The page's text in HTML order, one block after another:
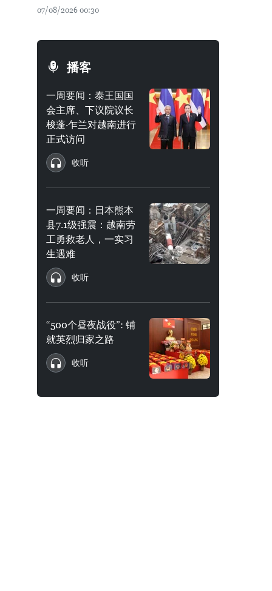
07/08/2026 00:30
播客
一周要闻：泰王国国
会主席、下议院议长
梭蓬·乍兰对越南进行
正式访问
收听
一周要闻：日本熊本
县7.1级强震：越南劳
工勇救老人，一实习
生遇难
收听
“500个昼夜战役”: 铺
就英烈归家之路
收听